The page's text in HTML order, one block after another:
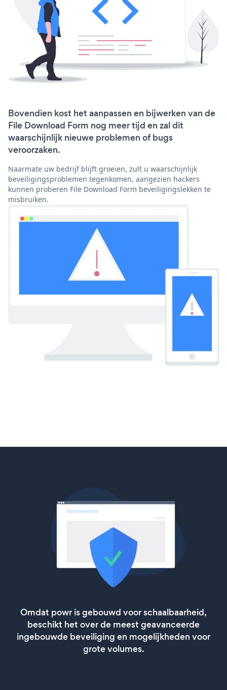
Bovendien kost het aanpassen en bijwerken van de
File Download Form nog meer tijd en zal dit
waarschijnlijk nieuwe problemen of bugs
veroorzaken.
Naarmate uw bedrijf blijft groeien, zult u waarschijnlijk
beveiligingsproblemen tegenkomen, aangezien hackers
kunnen proberen File Download Form beveiligingslekken te
misbruiken.
Omdat powr is gebouwd voor schaalbaarheid,
beschikt het over de meest geavanceerde
ingebouwde beveiliging en mogelijkheden voor
grote volumes.